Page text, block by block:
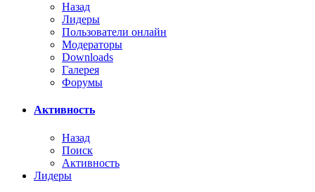
Назад
Лидеры
Пользователи онлайн
Модераторы
Downloads
Галерея
Форумы
Активность
Назад
Поиск
Активность
Лидеры